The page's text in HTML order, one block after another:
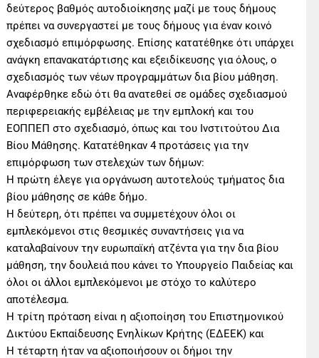
δεύτερος βαθμός αυτοδιοίκησης μαζί με τους δήμους
πρέπει να συνεργαστεί με τους δήμους για έναν κοινό
σχεδιασμό επιμόρφωσης. Επίσης κατατέθηκε ότι υπάρχει
ανάγκη επανακατάρτισης και εξειδίκευσης για όλους, ο
σχεδιασμός των νέων προγραμμάτων δια βίου μάθηση.
Αναφέρθηκε εδώ ότι θα ανατεθεί σε ομάδες σχεδιασμού
περιφερειακής εμβέλειας με την εμπλοκή και του
ΕΟΠΠΕΠ στο σχεδιασμό, όπως και του Ινστιτούτου Δια
Βίου Μάθησης. Κατατέθηκαν 4 προτάσεις για την
επιμόρφωση των στελεχών των δήμων:
Η πρώτη έλεγε για οργάνωση αυτοτελούς τμήματος δια
βίου μάθησης σε κάθε δήμο.
Η δεύτερη, ότι πρέπει να συμμετέχουν όλοι οι
εμπλεκόμενοι στις θεσμικές συναντήσεις για να
καταλαβαίνουν την ευρωπαϊκή ατζέντα για την δια βίου
μάθηση, την δουλειά που κάνει το Υπουργείο Παιδείας και
όλοι οι άλλοι εμπλεκόμενοι με στόχο το καλύτερο
αποτέλεσμα.
Η τρίτη πρόταση είναι η αξιοποίηση του Επιστημονικού
Δικτύου Εκπαίδευσης Ενηλίκων Κρήτης (ΕΔΕΕΚ) και
Η τέταρτη ήταν να αξιοποιήσουν οι δήμοι την